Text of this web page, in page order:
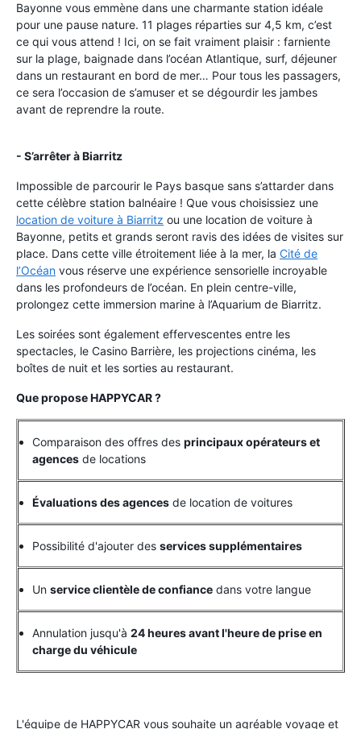
Bayonne vous emmène dans une charmante station idéale
pour une pause nature. 11 plages réparties sur 4,5 km, c’est
ce qui vous attend ! Ici, on se fait vraiment plaisir : farniente
sur la plage, baignade dans l’océan Atlantique, surf, déjeuner
dans un restaurant en bord de mer… Pour tous les passagers,
ce sera l’occasion de s’amuser et se dégourdir les jambes
avant de reprendre la route.
- S’arrêter à Biarritz
Impossible de parcourir le Pays basque sans s’attarder dans
cette célèbre station balnéaire ! Que vous choisissiez une
location de voiture à Biarritz ou une location de voiture à
Bayonne, petits et grands seront ravis des idées de visites sur
place. Dans cette ville étroitement liée à la mer, la Cité de
l’Océan vous réserve une expérience sensorielle incroyable
dans les profondeurs de l’océan. En plein centre-ville,
prolongez cette immersion marine à l’Aquarium de Biarritz.
Les soirées sont également effervescentes entre les
spectacles, le Casino Barrière, les projections cinéma, les
boîtes de nuit et les sorties au restaurant.
Que propose HAPPYCAR ?
Comparaison des offres des principaux opérateurs et
agences de locations
Évaluations des agences de location de voitures
Possibilité d'ajouter des services supplémentaires
Un service clientèle de confiance dans votre langue
Annulation jusqu'à 24 heures avant l'heure de prise en
charge du véhicule
L'équipe de HAPPYCAR vous souhaite un agréable voyage et